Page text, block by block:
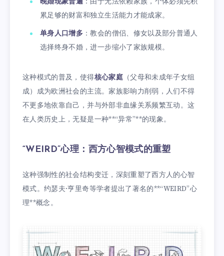
累足够的财富和独立生活能力才能成家。
单身人口增多 ：教会的僧侣、修女以及部分普通人
选择终身不婚，进一步缩小了家族规模。
这种模式的普及，使得核心家庭（父母和未成年子女组
成）成为欧洲社会的主流。家族影响力削弱，人们不得
不更多地依靠自己，并与外部非血缘关系频繁互动。这
在人类历史上，无疑是一种**“异常”**的现象。
“WEIRD”心理：西方心智模式的重塑
这种强制性的社会结构变迁，深刻重塑了西方人的心智
模式。约瑟夫·亨里奇等学者提出了著名的**“WEIRD”心
理**概念。